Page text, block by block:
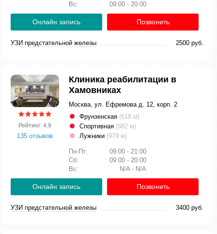
Вс:
09:00 - 20:00
Онлайн запись Позвонить
УЗИ предстательной железы 2500 руб.
Рейтинг: 4.9
135 отзывов
Клиника реабилитации в
Хамовниках
Москва, ул. Ефремова д. 12, корп. 2
Фрунзенская (618 м)
Спортивная (882 м)
Лужники (979 м)
Пн-Пт:
09:00 - 21:00
Сб:
09:00 - 20:00
Вс:
N/A - N/A
Онлайн запись Позвонить
УЗИ предстательной железы 3400 руб.